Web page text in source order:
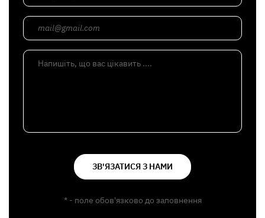
mail@gmail.com
Напишіть, що вас цікавить ....
ЗВ'ЯЗАТИСЯ З НАМИ
* - поле обов'язково до заповнення